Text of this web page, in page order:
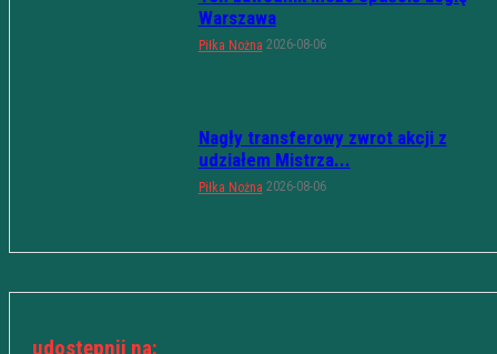
Warszawa
Piłka Nożna 2026-08-06
Nagły transferowy zwrot akcji z
udziałem Mistrza...
Piłka Nożna 2026-08-06
udostępnij na: